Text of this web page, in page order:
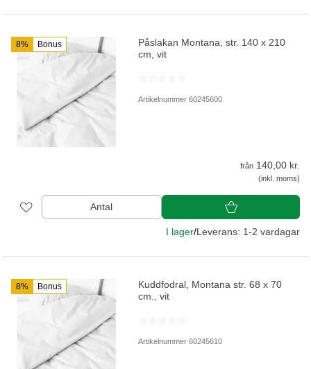
8% Bonus
Påslakan Montana, str. 140 x 210
cm, vit
Artikelnummer 60245600
från 140,00 kr.
(inkl. moms)
Antal
I lager/Leverans: 1-2 vardagar
8% Bonus
Kuddfodral, Montana str. 68 x 70
cm., vit
Artikelnummer 60245610